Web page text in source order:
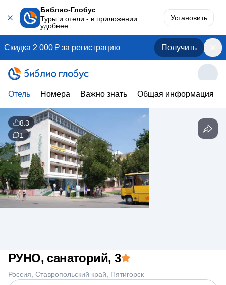
Библио-Глобус
Туры и отели - в приложении
удобнее
Установить
Скидка 2 000 ₽ за регистрацию Получить
Отель Номера Важно знать Общая информация
РУНО, санаторий, 3
Россия Ставропольский край Пятигорск
8.3
1